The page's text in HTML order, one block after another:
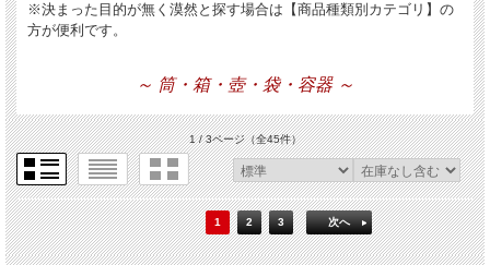
※決まった目的が無く漠然と探す場合は【商品種類別カテゴリ】の
方が便利です。
～ 筒・箱・壺・袋・容器 ～
1 / 3ページ（全45件）
1 2 3 次へ